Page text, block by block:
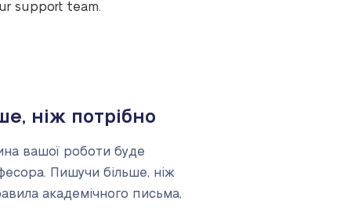
support team.
ніж потрібно
вашої роботи буде
Пишучи більше, ніж
академічного письма,